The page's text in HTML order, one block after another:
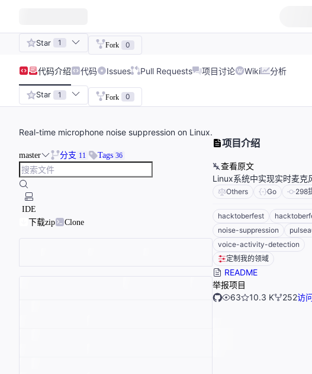
Star 1 Fork 0
代码介绍 代码 Issues Pull Requests 项目讨论 Wiki 分析
Star 1 Fork 0
Real-time microphone noise suppression on Linux.
master 分支 11 Tags 36
IDE
下载zip
Clone
项目介绍
查看原文
Linux系统中实现实时麦克
Others Go 298
hacktoberfest
noise-suppression
voice-activity-detection
定制我的领域
README
举报项目
63
10.3 K 252访